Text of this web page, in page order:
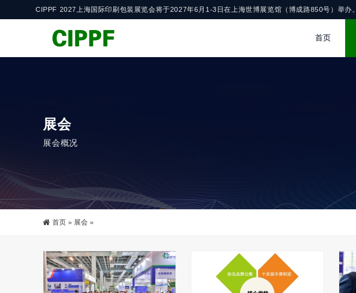
CIPPF 2027上海国际印刷包装展览会将于2027年6月1-3日在上海世博展览馆（博成路850号）举办。
首页
展会
展会概况
首页 » 展会 »